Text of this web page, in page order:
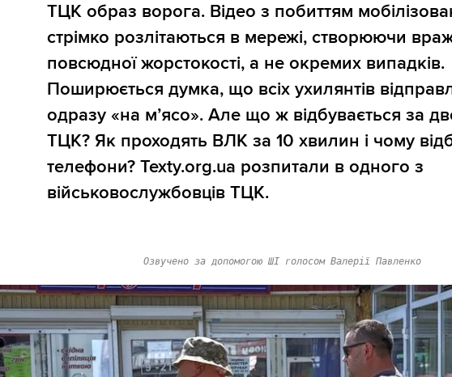
ТЦК образ ворога. Відео з побиттям
стрімко розлітаються в мережі, створюючи
повсюдної жорстокості, а не окремих випадків.
Поширюється думка, що всіх ухилянтів
одразу «на м’ясо». Але що ж відбувається за
ТЦК? Як проходять ВЛК за 10 хвилин і чому
телефони? Texty.org.ua розпитали в одного з
військовослужбовців ТЦК.
Озвучено за допомогою ШІ голосом Валерії Павленко